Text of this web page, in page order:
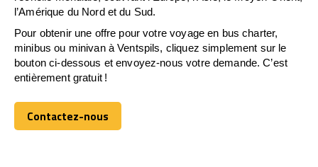
l’Amérique du Nord et du Sud.
Pour obtenir une offre pour votre voyage en bus charter,
minibus ou minivan à Ventspils, cliquez simplement sur le
bouton ci-dessous et envoyez-nous votre demande. C’est
entièrement gratuit !
Contactez-nous
Contactez-nous